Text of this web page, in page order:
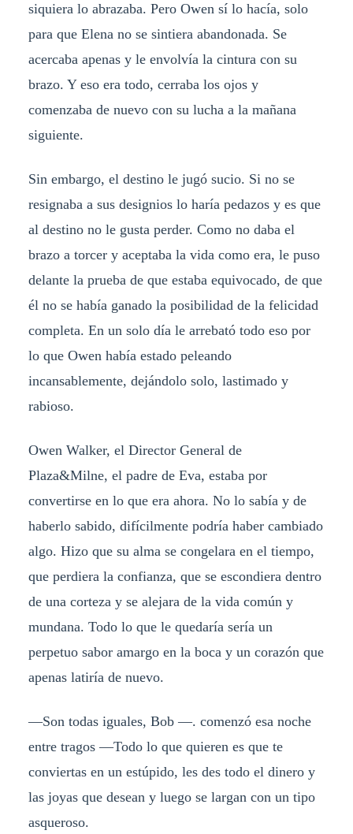
siquiera lo abrazaba. Pero Owen sí lo hacía, solo
para que Elena no se sintiera abandonada. Se
acercaba apenas y le envolvía la cintura con su
brazo. Y eso era todo, cerraba los ojos y
comenzaba de nuevo con su lucha a la mañana
siguiente.
Sin embargo, el destino le jugó sucio. Si no se
resignaba a sus designios lo haría pedazos y es que
al destino no le gusta perder. Como no daba el
brazo a torcer y aceptaba la vida como era, le puso
delante la prueba de que estaba equivocado, de que
él no se había ganado la posibilidad de la felicidad
completa. En un solo día le arrebató todo eso por
lo que Owen había estado peleando
incansablemente, dejándolo solo, lastimado y
rabioso.
Owen Walker, el Director General de
Plaza&Milne, el padre de Eva, estaba por
convertirse en lo que era ahora. No lo sabía y de
haberlo sabido, difícilmente podría haber cambiado
algo. Hizo que su alma se congelara en el tiempo,
que perdiera la confianza, que se escondiera dentro
de una corteza y se alejara de la vida común y
mundana. Todo lo que le quedaría sería un
perpetuo sabor amargo en la boca y un corazón que
apenas latiría de nuevo.
—Son todas iguales, Bob —. comenzó esa noche
entre tragos —Todo lo que quieren es que te
conviertas en un estúpido, les des todo el dinero y
las joyas que desean y luego se largan con un tipo
asqueroso.